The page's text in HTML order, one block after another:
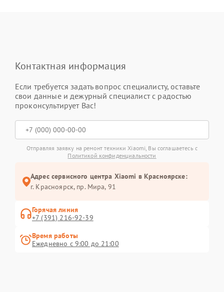
Контактная информация
Если требуется задать вопрос специалисту, оставьте
свои данные и дежурный специалист с радостью
проконсультирует Вас!
Отправляя заявку на ремонт техники Xiaomi, Вы соглашаетесь с
Политикой конфиденциальности
Адрес сервисного центра Xiaomi в Красноярске:
г. Красноярск, ​пр. Мира, 91
Горячая линия
+7 (391) 216-92-39
Время работы
Ежедневно с 9:00 до 21:00